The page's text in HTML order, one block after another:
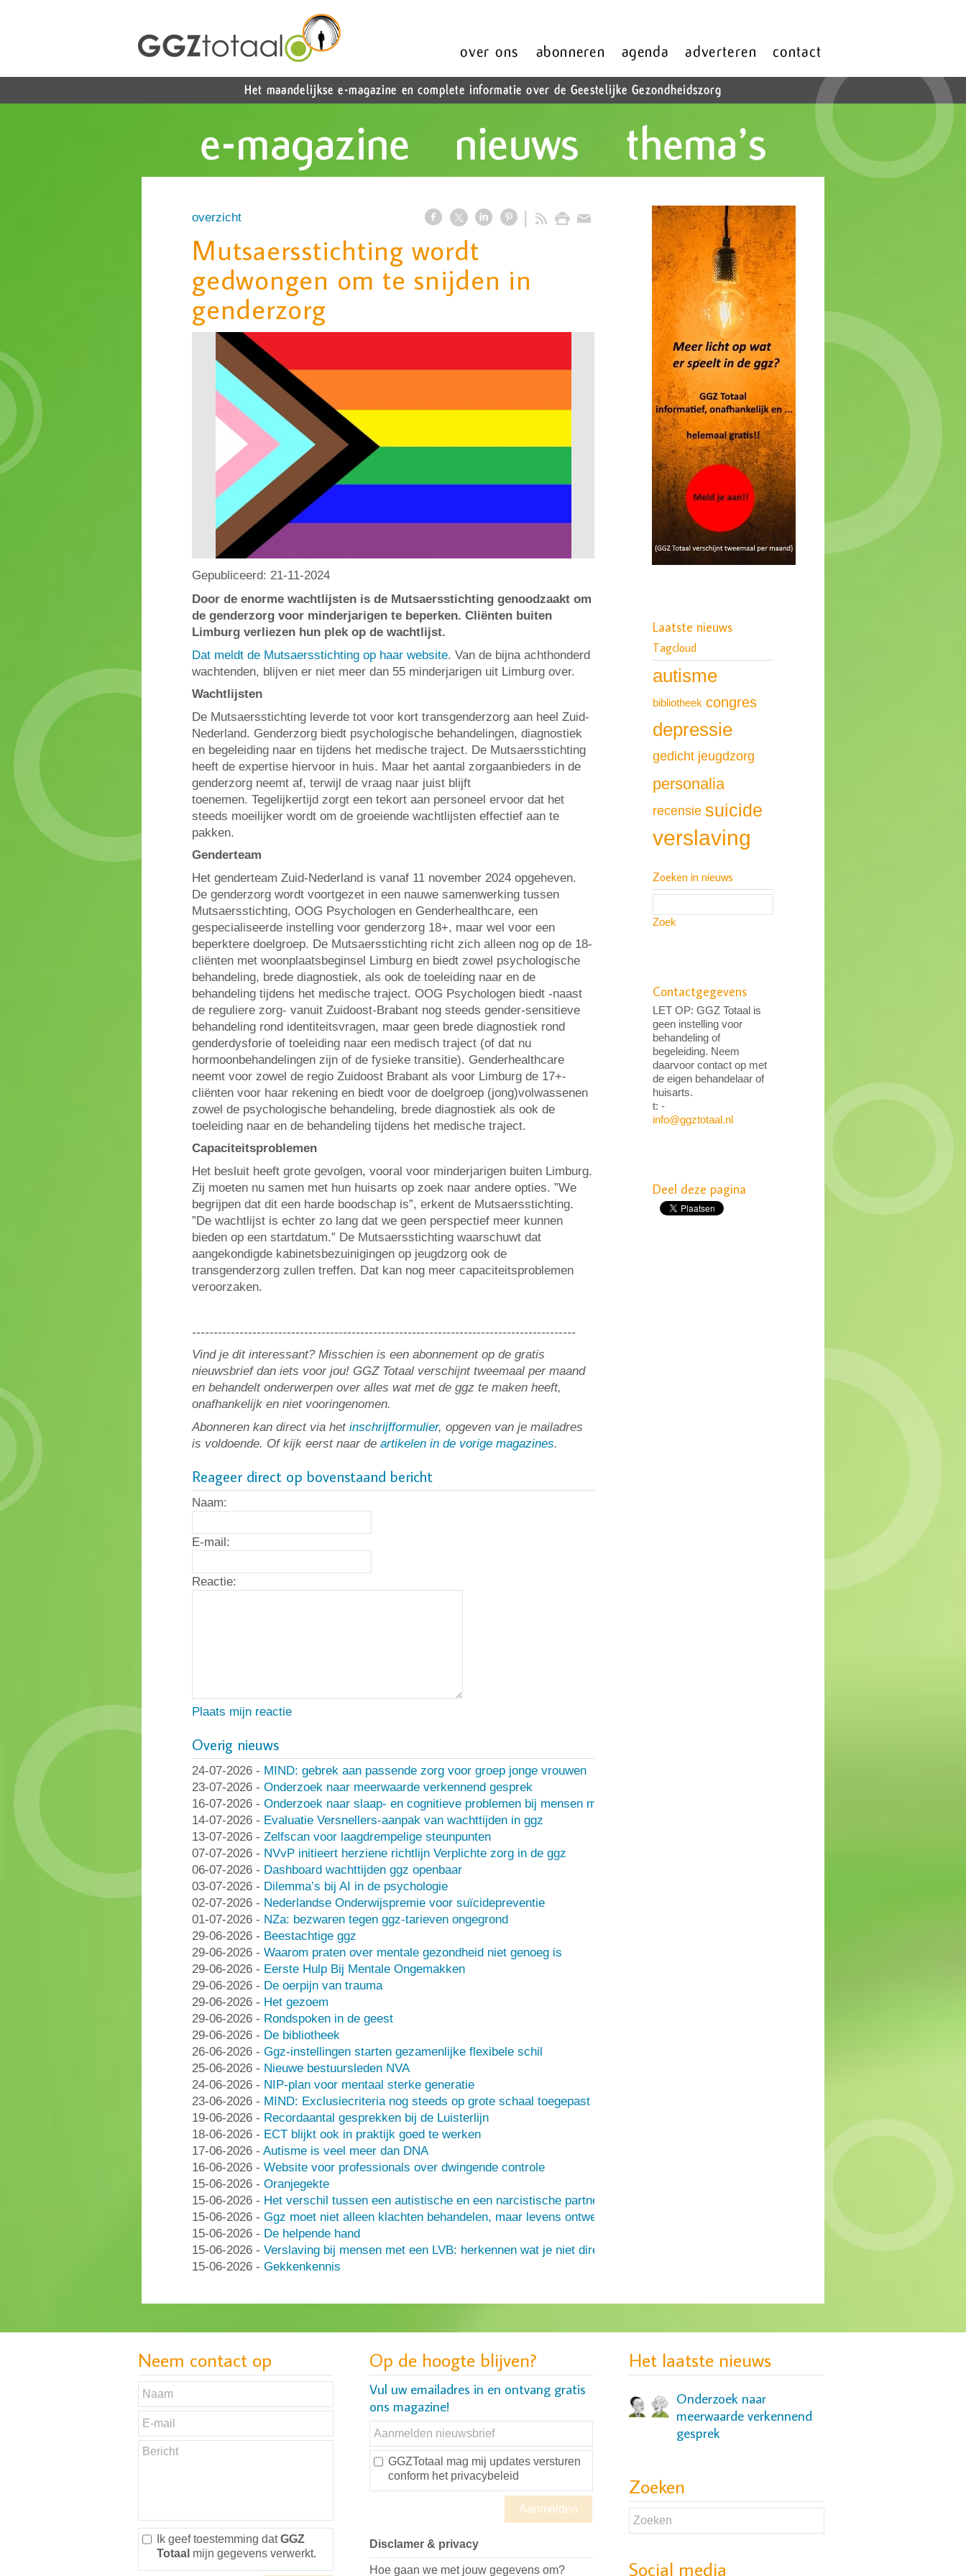
overzicht
Mutsaersstichting wordt
gedwongen om te snijden in
genderzorg
Gepubliceerd: 21-11-2024
Door de enorme wachtlijsten is de Mutsaersstichting genoodzaakt om
de genderzorg voor minderjarigen te beperken. Cliënten buiten
Limburg verliezen hun plek op de wachtlijst.
Dat meldt de Mutsaersstichting op haar website. Van de bijna achthonderd
wachtenden, blijven er niet meer dan 55 minderjarigen uit Limburg over.
Wachtlijsten
De Mutsaersstichting leverde tot voor kort transgenderzorg aan heel Zuid-
Nederland. Genderzorg biedt psychologische behandelingen, diagnostiek
en begeleiding naar en tijdens het medische traject. De Mutsaersstichting
heeft de expertise hiervoor in huis. Maar het aantal zorgaanbieders in de
genderzorg neemt af, terwijl de vraag naar juist blijft
toenemen. Tegelijkertijd zorgt een tekort aan personeel ervoor dat het
steeds moeilijker wordt om de groeiende wachtlijsten effectief aan te
pakken.
Genderteam
Het genderteam Zuid-Nederland is vanaf 11 november 2024 opgeheven.
De genderzorg wordt voortgezet in een nauwe samenwerking tussen
Mutsaersstichting, OOG Psychologen en Genderhealthcare, een
gespecialiseerde instelling voor genderzorg 18+, maar wel voor een
beperktere doelgroep. De Mutsaersstichting richt zich alleen nog op de 18-
cliënten met woonplaatsbeginsel Limburg en biedt zowel psychologische
behandeling, brede diagnostiek, als ook de toeleiding naar en de
behandeling tijdens het medische traject. OOG Psychologen biedt -naast
de reguliere zorg- vanuit Zuidoost-Brabant nog steeds gender-sensitieve
behandeling rond identiteitsvragen, maar geen brede diagnostiek rond
genderdysforie of toeleiding naar een medisch traject (of dat nu
hormoonbehandelingen zijn of de fysieke transitie). Genderhealthcare
neemt voor zowel de regio Zuidoost Brabant als voor Limburg de 17+-
cliënten voor haar rekening en biedt voor de doelgroep (jong)volwassenen
zowel de psychologische behandeling, brede diagnostiek als ook de
toeleiding naar en de behandeling tijdens het medische traject.
Capaciteitsproblemen
Het besluit heeft grote gevolgen, vooral voor minderjarigen buiten Limburg.
Zij moeten nu samen met hun huisarts op zoek naar andere opties. ”We
begrijpen dat dit een harde boodschap is”, erkent de Mutsaersstichting.
”De wachtlijst is echter zo lang dat we geen perspectief meer kunnen
bieden op een startdatum.” De Mutsaersstichting waarschuwt dat
aangekondigde kabinetsbezuinigingen op jeugdzorg ook de
transgenderzorg zullen treffen. Dat kan nog meer capaciteitsproblemen
veroorzaken.
-----------------------------------------------------------------------------------------
Vind je dit interessant? Misschien is een abonnement op de gratis
nieuwsbrief dan iets voor jou! GGZ Totaal verschijnt tweemaal per maand
en behandelt onderwerpen over alles wat met de ggz te maken heeft,
onafhankelijk en niet vooringenomen.
Abonneren kan direct via het inschrijfformulier, opgeven van je mailadres
is voldoende. Of kijk eerst naar de artikelen in de vorige magazines.
Reageer direct op bovenstaand bericht
Naam:
E-mail:
Reactie:
Plaats mijn reactie
Overig nieuws
24-07-2026 - MIND: gebrek aan passende zorg voor groep jonge vrouwen
23-07-2026 - Onderzoek naar meerwaarde verkennend gesprek
16-07-2026 - Onderzoek naar slaap- en cognitieve problemen bij mensen met een depressie
14-07-2026 - Evaluatie Versnellers-aanpak van wachttijden in ggz
13-07-2026 - Zelfscan voor laagdrempelige steunpunten
07-07-2026 - NVvP initieert herziene richtlijn Verplichte zorg in de ggz
06-07-2026 - Dashboard wachttijden ggz openbaar
03-07-2026 - Dilemma’s bij AI in de psychologie
02-07-2026 - Nederlandse Onderwijspremie voor suïcidepreventie
01-07-2026 - NZa: bezwaren tegen ggz-tarieven ongegrond
29-06-2026 - Beestachtige ggz
29-06-2026 - Waarom praten over mentale gezondheid niet genoeg is
29-06-2026 - Eerste Hulp Bij Mentale Ongemakken
29-06-2026 - De oerpijn van trauma
29-06-2026 - Het gezoem
29-06-2026 - Rondspoken in de geest
29-06-2026 - De bibliotheek
26-06-2026 - Ggz-instellingen starten gezamenlijke flexibele schil
25-06-2026 - Nieuwe bestuursleden NVA
24-06-2026 - NIP-plan voor mentaal sterke generatie
23-06-2026 - MIND: Exclusiecriteria nog steeds op grote schaal toegepast
19-06-2026 - Recordaantal gesprekken bij de Luisterlijn
18-06-2026 - ECT blijkt ook in praktijk goed te werken
17-06-2026 - Autisme is veel meer dan DNA
16-06-2026 - Website voor professionals over dwingende controle
15-06-2026 - Oranjegekte
15-06-2026 - Het verschil tussen een autistische en een narcistische partner
15-06-2026 - Ggz moet niet alleen klachten behandelen, maar levens ontwerpen
15-06-2026 - De helpende hand
15-06-2026 - Verslaving bij mensen met een LVB: herkennen wat je niet direct ziet
15-06-2026 - Gekkenkennis
Laatste nieuws
Tagcloud
autisme
bibliotheek congres
depressie
gedicht jeugdzorg
personalia
recensie suicide
verslaving
Zoeken in nieuws
Zoek
Contactgegevens
LET OP: GGZ Totaal is
geen instelling voor
behandeling of
begeleiding. Neem
daarvoor contact op met
de eigen behandelaar of
huisarts.
t: -
info@ggztotaal.nl
Deel deze pagina
Neem contact op
Ik geef toestemming datGGZ
Totaal mijn gegevens verwerkt.
Op de hoogte blijven?
Vul uw emailadres in en ontvang gratis
ons magazine!
GGZTotaal mag mij updates versturen
conform het privacybeleid
Disclamer & privacy
Hoe gaan we met jouw gegevens om?
Het laatste nieuws
MIND: gebrek aan
Onderzoek naar
meerwaarde verkennend
gesprek
Onderzoek naar slaap- en
cognitieve problemen bij
depressie
Zoeken
Social media